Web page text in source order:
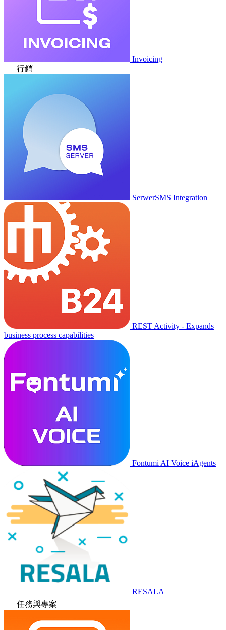
Invoicing
行銷
SerwerSMS Integration
REST Activity - Expands
business process capabilities
Fontumi AI Voice iAgents
RESALA
任務與專案